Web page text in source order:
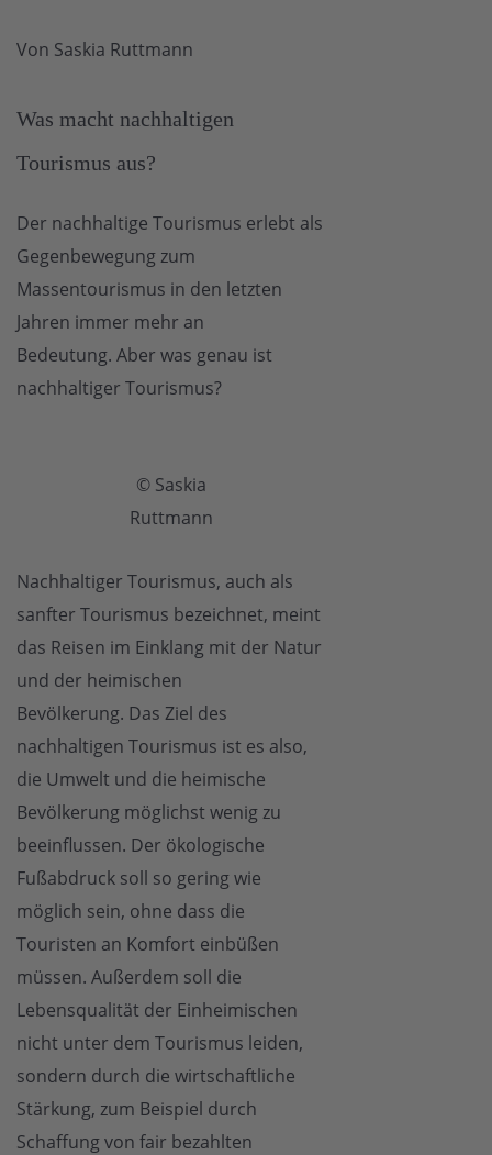
Von Saskia Ruttmann
Was macht nachhaltigen
Tourismus aus?
Der nachhaltige Tourismus erlebt als
Gegenbewegung zum
Massentourismus in den letzten
Jahren immer mehr an
Bedeutung. Aber was genau ist
nachhaltiger Tourismus?
© Saskia
Ruttmann
Nachhaltiger Tourismus, auch als
sanfter Tourismus bezeichnet, meint
das Reisen im Einklang mit der Natur
und der heimischen
Bevölkerung. Das Ziel des
nachhaltigen Tourismus ist es also,
die Umwelt und die heimische
Bevölkerung möglichst wenig zu
beeinflussen. Der ökologische
Fußabdruck soll so gering wie
möglich sein, ohne dass die
Touristen an Komfort einbüßen
müssen. Außerdem soll die
Lebensqualität der Einheimischen
nicht unter dem Tourismus leiden,
sondern durch die wirtschaftliche
Stärkung, zum Beispiel durch
Schaffung von fair bezahlten